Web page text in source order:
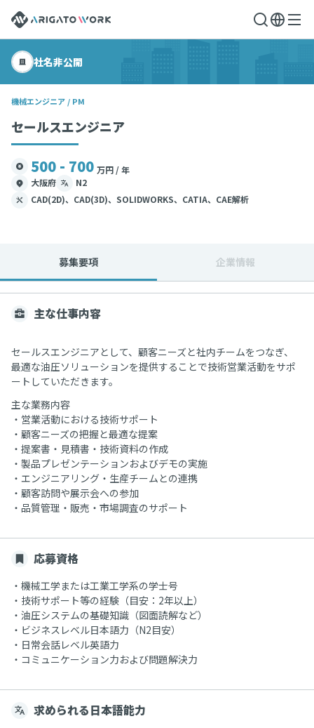
社名非公開
機械エンジニア / PM
セールスエンジニア
500 - 700 万円 / 年
大阪府
N2
CAD(2D)、CAD(3D)、SOLIDWORKS、CATIA、CAE解析
募集要項 企業情報
主な仕事内容
セールスエンジニアとして、顧客ニーズと社内チームをつなぎ、
最適な油圧ソリューションを提供することで技術営業活動をサポ
ートしていただきます。
主な業務内容
・営業活動における技術サポート
・顧客ニーズの把握と最適な提案
・提案書・見積書・技術資料の作成
・製品プレゼンテーションおよびデモの実施
・エンジニアリング・生産チームとの連携
・顧客訪問や展示会への参加
・品質管理・販売・市場調査のサポート
応募資格
・機械工学または工業工学系の学士号
・技術サポート等の経験（目安：2年以上）
・油圧システムの基礎知識（図面読解など）
・ビジネスレベル日本語力（N2目安）
・日常会話レベル英語力
・コミュニケーション力および問題解決力
求められる日本語能力